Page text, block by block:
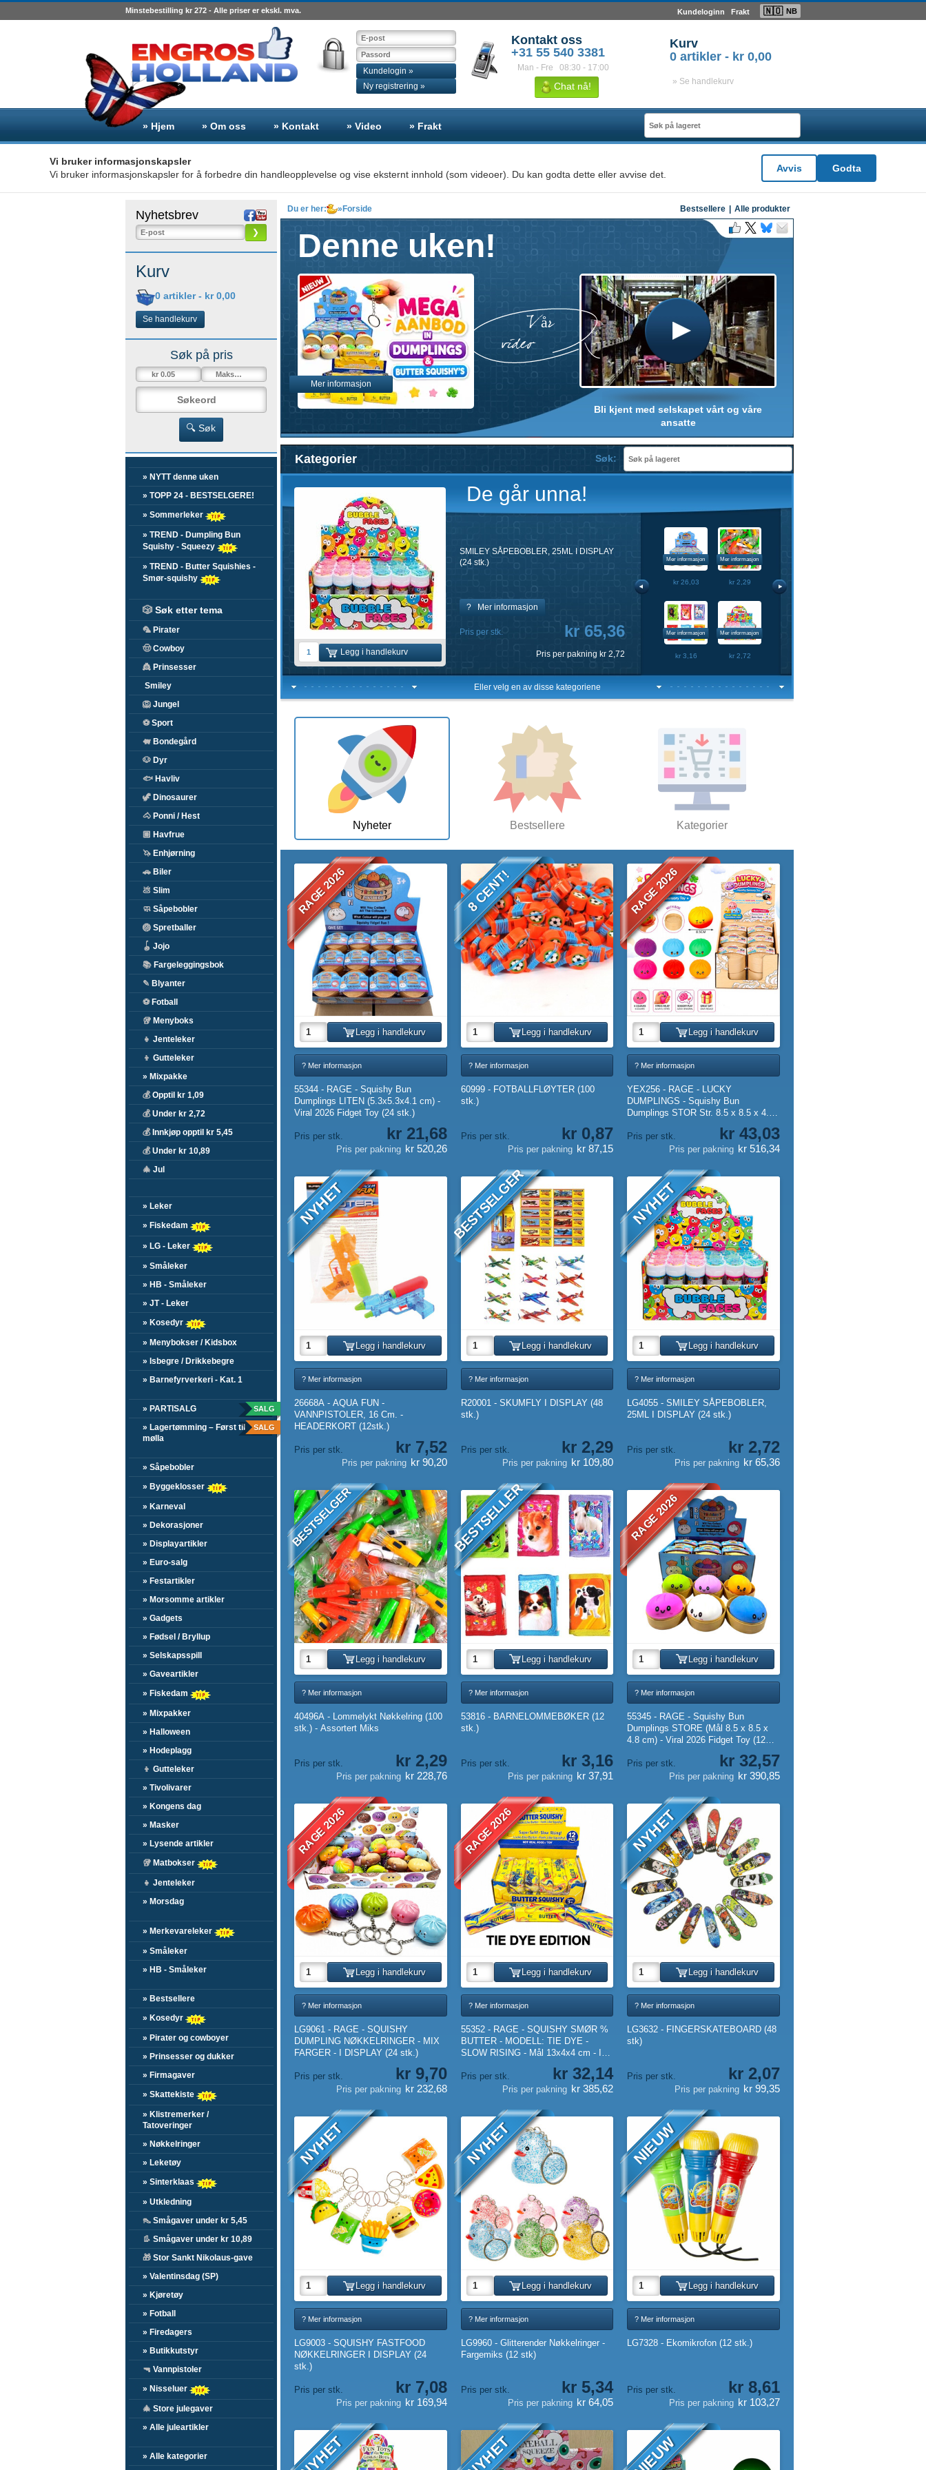
Minstebestilling kr 272 - Alle priser er ekskl. mva. Kundeloginn Frakt 🇳🇴 NB
Kundelogin »
Ny registrering »
Kontakt oss
+31 55 540 3381
Man - Fre 08:30 - 17:00
Chat nå!
Kurv
0 artikler - kr 0,00
» Se handlekurv
» Hjem » Om oss » Kontakt » Video » Frakt
Vi bruker informasjonskapsler
Vi bruker informasjonskapsler for å forbedre din handleopplevelse og vise eksternt innhold (som videoer). Du kan godta dette eller avvise det.
Avvis Godta
Nyhetsbrev
❯
Kurv
0 artikler - kr 0,00
Se handlekurv
Søk på pris
🔍 Søk
» NYTT denne uken
» TOPP 24 - BESTSELGERE!
» Sommerleker
» TREND - Dumpling Bun
Squishy - Squeezy
» TREND - Butter Squishies -
Smør-squishy
🎲 Søk etter tema
🦜 Pirater
🤠Cowboy
👸 Prinsesser
Smiley
🦁 Jungel
⚽Sport
🐖 Bondegård
🐶 Dyr
🐟 Havliv
🦖 Dinosaurer
🐴 Ponni / Hest
🏽 Havfrue
🦄 Enhjørning
🚗 Biler
💩 Slim
🧼 Såpebobler
🏐 Spretballer
🪀 Jojo
📚 Fargeleggingsbok
✎ Blyanter
⚽Fotball
🥡 Menyboks
👧 Jenteleker
👦 Gutteleker
» Mixpakke
💰Opptil kr 1,09
💰Under kr 2,72
💰Innkjøp opptil kr 5,45
💰Under kr 10,89
🎄 Jul
» Leker
» Fiskedam
» LG - Leker
» Småleker
» HB - Småleker
» JT - Leker
» Kosedyr
» Menybokser / Kidsbox
» Isbegre / Drikkebegre
» Barnefyrverkeri - Kat. 1
» PARTISALG SALG
» Lagertømming – Først til
mølla
SALG
» Såpebobler
» Byggeklosser
» Karneval
» Dekorasjoner
» Displayartikler
» Euro-salg
» Festartikler
» Morsomme artikler
» Gadgets
» Fødsel / Bryllup
» Selskapsspill
» Gaveartikler
» Fiskedam
» Mixpakker
» Halloween
» Hodeplagg
👦 Gutteleker
» Tivolivarer
» Kongens dag
» Masker
» Lysende artikler
🥡 Matbokser
👧 Jenteleker
» Morsdag
» Merkevareleker
» Småleker
» HB - Småleker
» Bestsellere
» Kosedyr
» Pirater og cowboyer
» Prinsesser og dukker
» Firmagaver
» Skattekiste
» Klistremerker /
Tatoveringer
» Nøkkelringer
» Leketøy
» Sinterklaas
» Utkledning
👠 Smågaver under kr 5,45
👢 Smågaver under kr 10,89
🎁 Stor Sankt Nikolaus-gave
» Valentinsdag (SP)
» Kjøretøy
» Fotball
» Firedagers
» Butikkutstyr
🔫 Vannpistoler
» Nisseluer
🎄 Store julegaver
» Alle juleartikler
» Alle kategorier
Du er her: » Forside Bestsellere Alle produkter
Denne uken!
Mer informasjon
Vår
video
Bli kjent med selskapet vårt og våre
ansatte
Kategorier Søk:
De går unna!
Eller velg en av disse kategoriene
Legg i handlekurv
FARGERIKE MINI SÅPEBOBLESTAVER (1
pakke à 12 stk.)
? Mer informasjon
Pris per stk. kr 13,07
Pris per pakning kr 1,09
Mer informasjon
kr 7,08
Mer informasjon
kr 1,09
Mer informasjon
kr 10,78
Mer informasjon
kr 10,78
Nyheter Bestsellere Kategorier
RAGE 2026
Legg i handlekurv
? Mer informasjon
55344 - RAGE - Squishy Bun
Dumplings LITEN (5.3x5.3x4.1 cm) -
Viral 2026 Fidget Toy (24 stk.)
Pris per stk. kr 21,68
Pris per pakning kr 520,26
8 CENT!
Legg i handlekurv
? Mer informasjon
60999 - FOTBALLFLØYTER (100
stk.)
Pris per stk. kr 0,87
Pris per pakning kr 87,15
RAGE 2026
Legg i handlekurv
? Mer informasjon
YEX256 - RAGE - LUCKY
DUMPLINGS - Squishy Bun
Dumplings STOR Str. 8.5 x 8.5 x 4.8
Pris per stk.
kr 43,03
Pris per pakning kr 516,34
NYHET
Legg i handlekurv
? Mer informasjon
26668A - AQUA FUN -
VANNPISTOLER, 16 Cm. -
HEADERKORT (12stk.)
Pris per stk. kr 7,52
Pris per pakning kr 90,20
BESTSELGER
Legg i handlekurv
? Mer informasjon
R20001 - SKUMFLY I DISPLAY (48
stk.)
Pris per stk. kr 2,29
Pris per pakning kr 109,80
NYHET
Legg i handlekurv
? Mer informasjon
LG4055 - SMILEY SÅPEBOBLER,
25ML I DISPLAY (24 stk.)
Pris per stk. kr 2,72
Pris per pakning kr 65,36
BESTSELGER
Legg i handlekurv
? Mer informasjon
40496A - Lommelykt Nøkkelring (100
stk.) - Assortert Miks
Pris per stk. kr 2,29
Pris per pakning kr 228,76
BESTSELLER
Legg i handlekurv
? Mer informasjon
53816 - BARNELOMMEBØKER (12
stk.)
Pris per stk. kr 3,16
Pris per pakning kr 37,91
RAGE 2026
Legg i handlekurv
? Mer informasjon
55345 - RAGE - Squishy Bun
Dumplings STORE (Mål 8.5 x 8.5 x
4.8 cm) - Viral 2026 Fidget Toy (12
Pris per stk.
kr 32,57
Pris per pakning kr 390,85
RAGE 2026
Legg i handlekurv
? Mer informasjon
LG9061 - RAGE - SQUISHY
DUMPLING NØKKELRINGER - MIX
FARGER - I DISPLAY (24 stk.)
Pris per stk. kr 9,70
Pris per pakning kr 232,68
RAGE 2026
Legg i handlekurv
? Mer informasjon
55352 - RAGE - SQUISHY SMØR %
BUTTER - MODELL: TIE DYE -
SLOW RISING - Mål 13x4x4 cm - I
Pris per stk.
kr 32,14
Pris per pakning kr 385,62
NYHET
Legg i handlekurv
? Mer informasjon
LG3632 - FINGERSKATEBOARD (48
stk)
Pris per stk. kr 2,07
Pris per pakning kr 99,35
NYHET
Legg i handlekurv
? Mer informasjon
LG9003 - SQUISHY FASTFOOD
NØKKELRINGER I DISPLAY (24
stk.)
Pris per stk. kr 7,08
Pris per pakning kr 169,94
NYHET
Legg i handlekurv
? Mer informasjon
LG9960 - Glitterender Nøkkelringer -
Fargemiks (12 stk)
Pris per stk. kr 5,34
Pris per pakning kr 64,05
NIEUW
Legg i handlekurv
? Mer informasjon
LG7328 - Ekomikrofon (12 stk.)
Pris per stk. kr 8,61
Pris per pakning kr 103,27
NYHET NYHET NIEUW